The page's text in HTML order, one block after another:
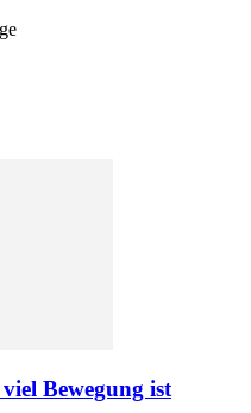
Bewegung ist